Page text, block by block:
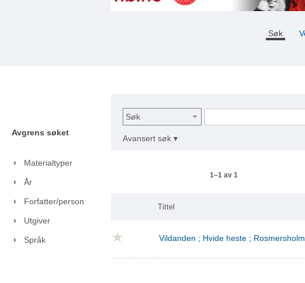
Søk
Avgrens søket
Materialtyper
År
Forfatter/person
Utgiver
Språk
Søk
Avansert søk ▾
1–1 av 1
Tittel
Vildanden ; Hvide heste ;